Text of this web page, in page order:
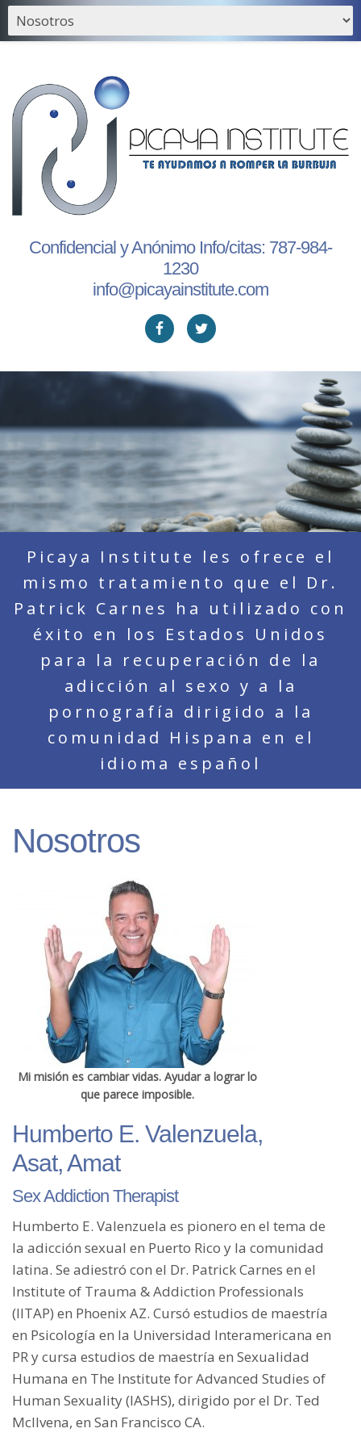
Confidencial y Anónimo Info/citas: 787-984-
1230
info@picayainstitute.com
Picaya Institute les ofrece el
mismo tratamiento que el Dr.
Patrick Carnes ha utilizado con
éxito en los Estados Unidos
para la recuperación de la
adicción al sexo y a la
pornografía dirigido a la
comunidad Hispana en el
idioma español
Nosotros
Mi misión es cambiar vidas. Ayudar a lograr lo
que parece imposible.
Humberto E. Valenzuela,
Asat, Amat
Sex Addiction Therapist
Humberto E. Valenzuela es pionero en el tema de
la adicción sexual en Puerto Rico y la comunidad
latina. Se adiestró con el Dr. Patrick Carnes en el
Institute of Trauma & Addiction Professionals
(IITAP) en Phoenix AZ. Cursó estudios de maestría
en Psicología en la Universidad Interamericana en
PR y cursa estudios de maestría en Sexualidad
Humana en The Institute for Advanced Studies of
Human Sexuality (IASHS), dirigido por el Dr. Ted
McIlvena, en San Francisco CA.